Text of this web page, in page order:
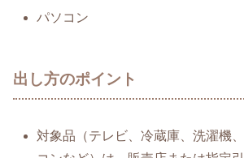
パソコン
出し方のポイント
対象品（テレビ、冷蔵庫、洗濯機